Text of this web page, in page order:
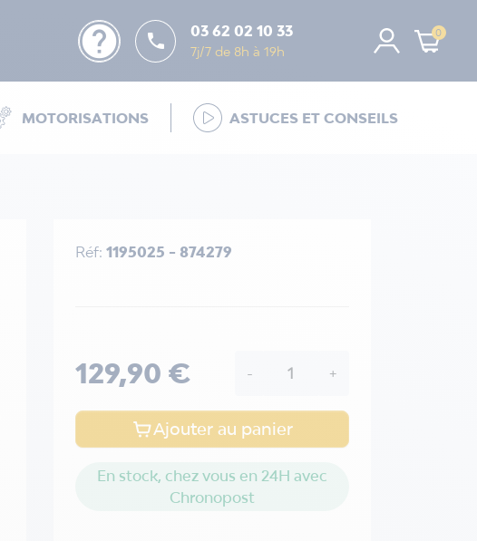
help  03 62 02 10 33
7j/7 de 8h à 19h
0
MOTORISATIONS ASTUCES ET CONSEILS
Réf: 1195025 - 874279
129,90 € - +
Ajouter au panier
En stock, chez vous en 24H avec
Chronopost